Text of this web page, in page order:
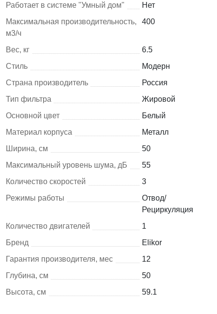
Работает в системе "Умный дом"
Нет
Максимальная производительность,
м3/ч
400
Вес, кг
6.5
Стиль
Модерн
Страна производитель
Россия
Тип фильтра
Жировой
Основной цвет
Белый
Материал корпуса
Металл
Ширина, см
50
Максимальный уровень шума, дБ
55
Количество скоростей
3
Режимы работы
Отвод/
Рециркуляция
Количество двигателей
1
Бренд
Elikor
Гарантия производителя, мес
12
Глубина, см
50
Высота, см
59.1